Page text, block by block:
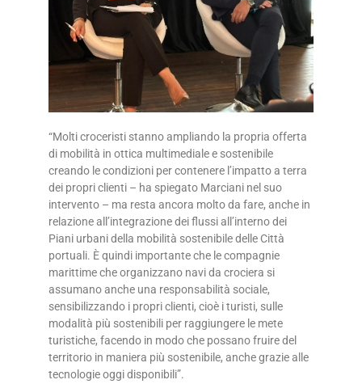
“Molti croceristi stanno ampliando la propria offerta
di mobilità in ottica multimediale e sostenibile
creando le condizioni per contenere l’impatto a terra
dei propri clienti – ha spiegato Marciani nel suo
intervento – ma resta ancora molto da fare, anche in
relazione all’integrazione dei flussi all’interno dei
Piani urbani della mobilità sostenibile delle Città
portuali. È quindi importante che le compagnie
marittime che organizzano navi da crociera si
assumano anche una responsabilità sociale,
sensibilizzando i propri clienti, cioè i turisti, sulle
modalità più sostenibili per raggiungere le mete
turistiche, facendo in modo che possano fruire del
territorio in maniera più sostenibile, anche grazie alle
tecnologie oggi disponibili”.